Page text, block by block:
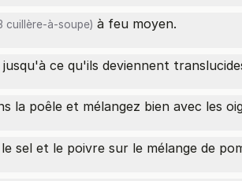
cuillère-à-soupe) à feu moyen.
ce qu'ils deviennent
la poêle et mélangez bien avec les
sel et le poivre sur le mélange de